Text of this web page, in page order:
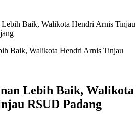
Lebih Baik, Walikota Hendri Arnis Tinjau
Lebih Baik, Walikota
RSUD Padang